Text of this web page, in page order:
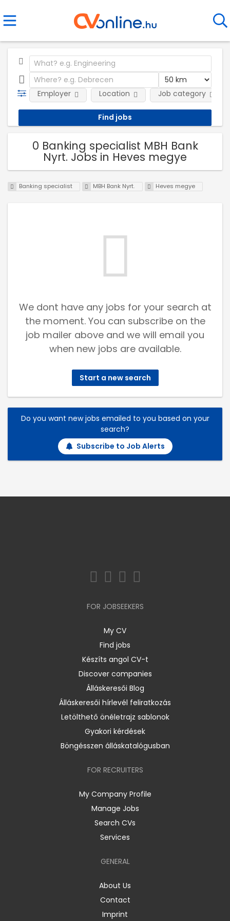
Employer Location Job category
0 Banking specialist MBH Bank
Nyrt. Jobs in Heves megye
Banking specialist MBH Bank Nyrt. Heves megye
We dont have any jobs for your search at
the moment. You can subscribe on the
job mailer above and we will email you
when new jobs are available.
Start a new search
Do you want new jobs emailed to you based on your
search?
Subscribe to Job Alerts
FOR JOBSEEKERS
My CV
Find jobs
Készíts angol CV-t
Discover companies
Álláskeresői Blog
Álláskeresői hírlevél feliratkozás
Letölthető önéletrajz sablonok
Gyakori kérdések
Böngésszen álláskatalógusban
FOR RECRUITERS
My Company Profile
Manage Jobs
Search CVs
Services
GENERAL
About Us
Contact
Imprint